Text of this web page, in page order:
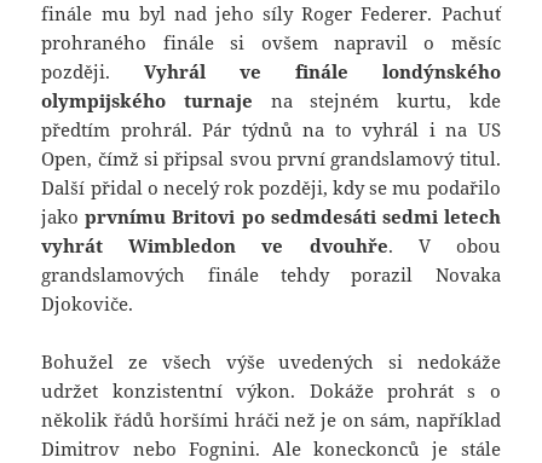
finále mu byl nad jeho síly Roger Federer. Pachuť
prohraného finále si ovšem napravil o měsíc
později.Vyhrál ve finále londýnského
olympijského turnaje na stejném kurtu, kde
předtím prohrál. Pár týdnů na to vyhrál i na US
Open, čímž si připsal svou první grandslamový titul.
Další přidal o necelý rok později, kdy se mu podařilo
jakoprvnímu Britovi po sedmdesáti sedmi letech
vyhrát Wimbledon ve dvouhře. V obou
grandslamových finále tehdy porazil Novaka
Djokoviče.
Bohužel ze všech výše uvedených si nedokáže
udržet konzistentní výkon. Dokáže prohrát s o
několik řádů horšími hráči než je on sám, například
Dimitrov nebo Fognini. Ale koneckonců je stále